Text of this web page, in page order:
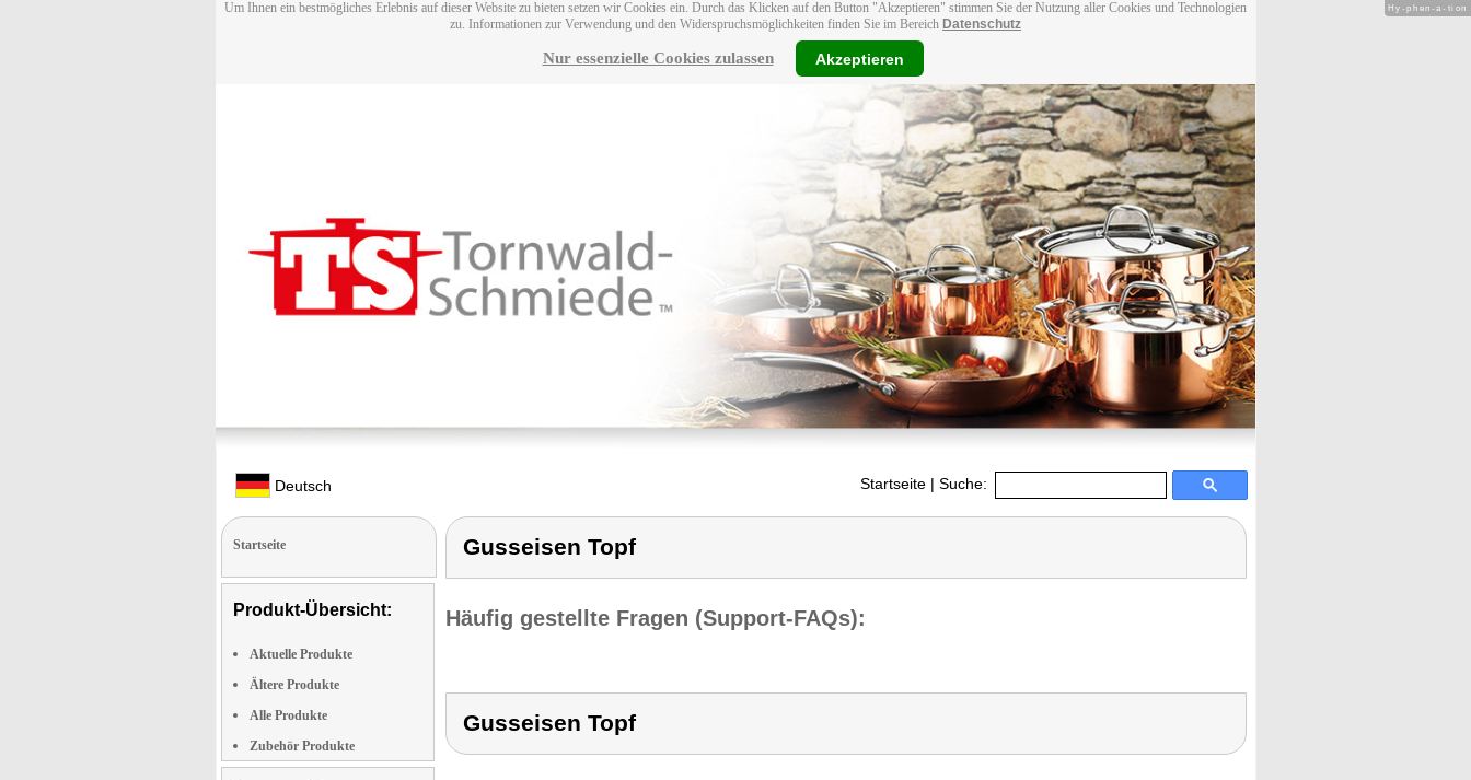
Um Ihnen ein bestmögliches Erlebnis auf dieser Website zu bieten setzen wir Cookies ein. Durch das Klicken auf den Button "Akzeptieren" stimmen Sie der Nutzung aller Cookies und Technologien
zu. Informationen zur Verwendung und den Widerspruchsmöglichkeiten finden Sie im Bereich Datenschutz
Nur essenzielle Cookies zulassen Akzeptieren
Deutsch Startseite | Suche:
Startseite
Produkt-Übersicht:
Aktuelle Produkte
Ältere Produkte
Alle Produkte
Zubehör Produkte
Gusseisen Topf
Häufig gestellte Fragen (Support-FAQs):
Gusseisen Topf
Hy-phen-a-tion